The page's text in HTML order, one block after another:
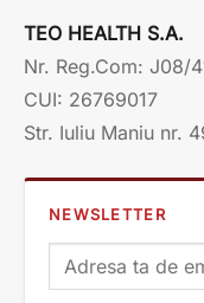
TEO HEALTH S.A.
Nr. Reg.Com: J08/
CUI: 26769017
Str. Iuliu Maniu nr.
NEWSLETTER